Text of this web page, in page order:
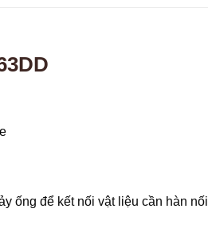
ống để kết nối vật liệu cần hàn nối